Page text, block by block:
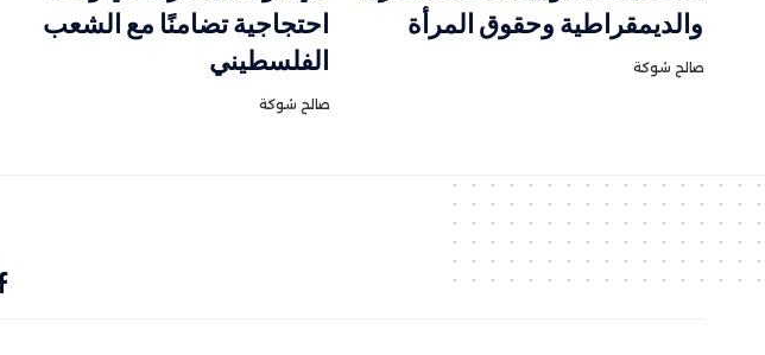
والديمقراطية وحقوق المرأة
صالح شوكة
احتجاجية تضامنًا مع الشعب
الفلسطيني
صالح شوكة